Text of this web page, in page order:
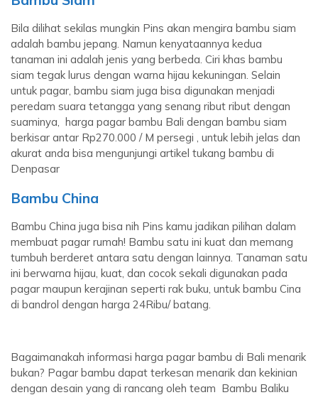
Bila dilihat sekilas mungkin Pins akan mengira bambu siam
adalah bambu jepang. Namun kenyataannya kedua
tanaman ini adalah jenis yang berbeda. Ciri khas bambu
siam tegak lurus dengan warna hijau kekuningan. Selain
untuk pagar, bambu siam juga bisa digunakan menjadi
peredam suara tetangga yang senang ribut ribut dengan
suaminya, harga pagar bambu Bali dengan bambu siam
berkisar antar Rp270.000 / M persegi , untuk lebih jelas dan
akurat anda bisa mengunjungi artikel tukang bambu di
Denpasar
Bambu China
Bambu China juga bisa nih Pins kamu jadikan pilihan dalam
membuat pagar rumah! Bambu satu ini kuat dan memang
tumbuh berderet antara satu dengan lainnya. Tanaman satu
ini berwarna hijau, kuat, dan cocok sekali digunakan pada
pagar maupun kerajinan seperti rak buku, untuk bambu Cina
di bandrol dengan harga 24Ribu/ batang.
Bagaimanakah informasi harga pagar bambu di Bali menarik
bukan? Pagar bambu dapat terkesan menarik dan kekinian
dengan desain yang di rancang oleh team Bambu Baliku